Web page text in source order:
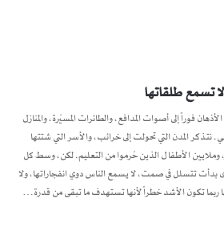
تسمع طلقاتها
فوراً إلى أصوات المدافع، والطائرات المسيّرة، والمنازل
نتذكر المدن التي تحولت إلى خرائب، والأسر التي شتتها
وملايين الأطفال الذين حُرموا من التعليم. لكن، وسط كل
تتسلل في صمت، لا يسمع الناس دوي انفجاراتها، ولا
ربما تكون الأشد خطراً لأنها تستهدف ما تبقى من قدرة…